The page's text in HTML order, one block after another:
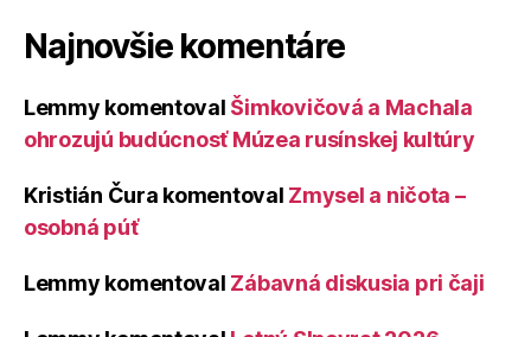
Najnovšie komentáre
Lemmy komentoval Šimkovičová a Machala
ohrozujú budúcnosť Múzea rusínskej kultúry
Kristián Čura komentoval Zmysel a ničota –
osobná púť
Lemmy komentoval Zábavná diskusia pri čaji